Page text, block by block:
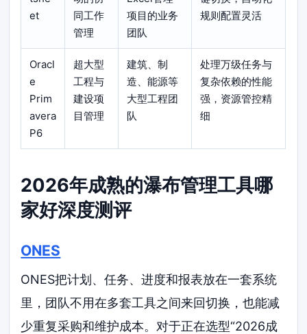
et
同工作
管理
项目的业务
团队
规则配置灵活
Oracl
e
Prim
avera
P6
超大型
工程与
建设项
目管理
建筑、制
造、能源等
大型工程团
队
处理万级任务与
复杂依赖的性能
强，资源管控精
细
2026年成熟的瀑布管理工具哪
家好深度测评
ONES
ONES把计划、任务、进度和报表放在一套系统
里，团队不用在多套工具之间来回切换，也能减
少重复采购和维护成本。对于正在选型“2026成